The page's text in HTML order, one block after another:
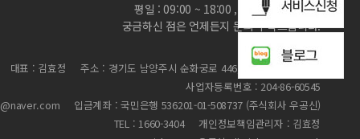
평일 : 09:00 ~ 18:00 , 토,일,공휴일 휴무
궁금하신 점은 언제든지 문의 부탁드립니다.
대표 : 김효정
주소 : 경기도 남양주시 순화궁로 446, 2층 230호(별내동)
사업자등록번호 : 204-86-60545
입금계좌 : 국민은행 536201-01-508737 (주식회사 우공신)
TEL : 1660-3404
개인정보책임관리자 : 김효정